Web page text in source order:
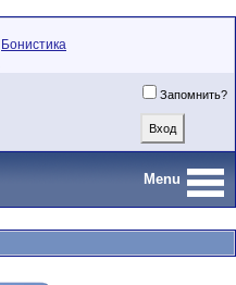
Бонистика
Запомнить?
Menu